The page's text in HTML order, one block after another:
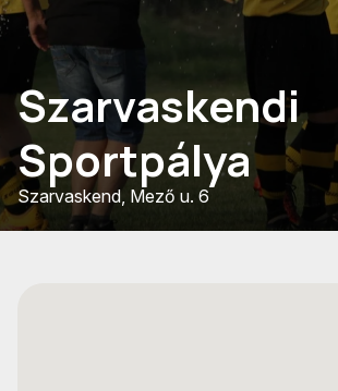
Szarvaskendi
Sportpálya
Szarvaskend, Mező u. 6